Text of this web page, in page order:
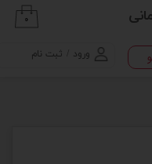
ورود ثبت نام
۰